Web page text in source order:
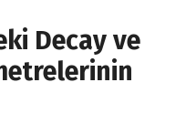
Decay ve